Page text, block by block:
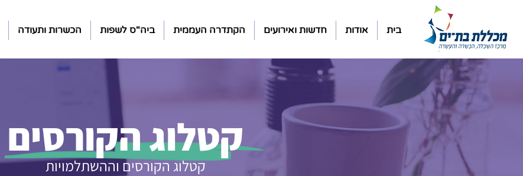
בית אודות חדשות ואירועים הקתדרה העממית ביה"ס לשפות הכשרות ותעודה
קטלוג הקורסים
קטלוג הקורסים וההשתלמויות